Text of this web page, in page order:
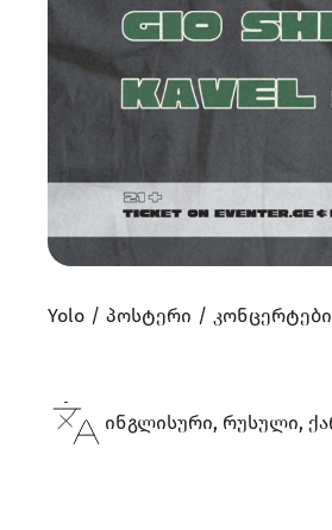
Yolo პოსტერი კონცერტები
ინგლისური, რუსული,